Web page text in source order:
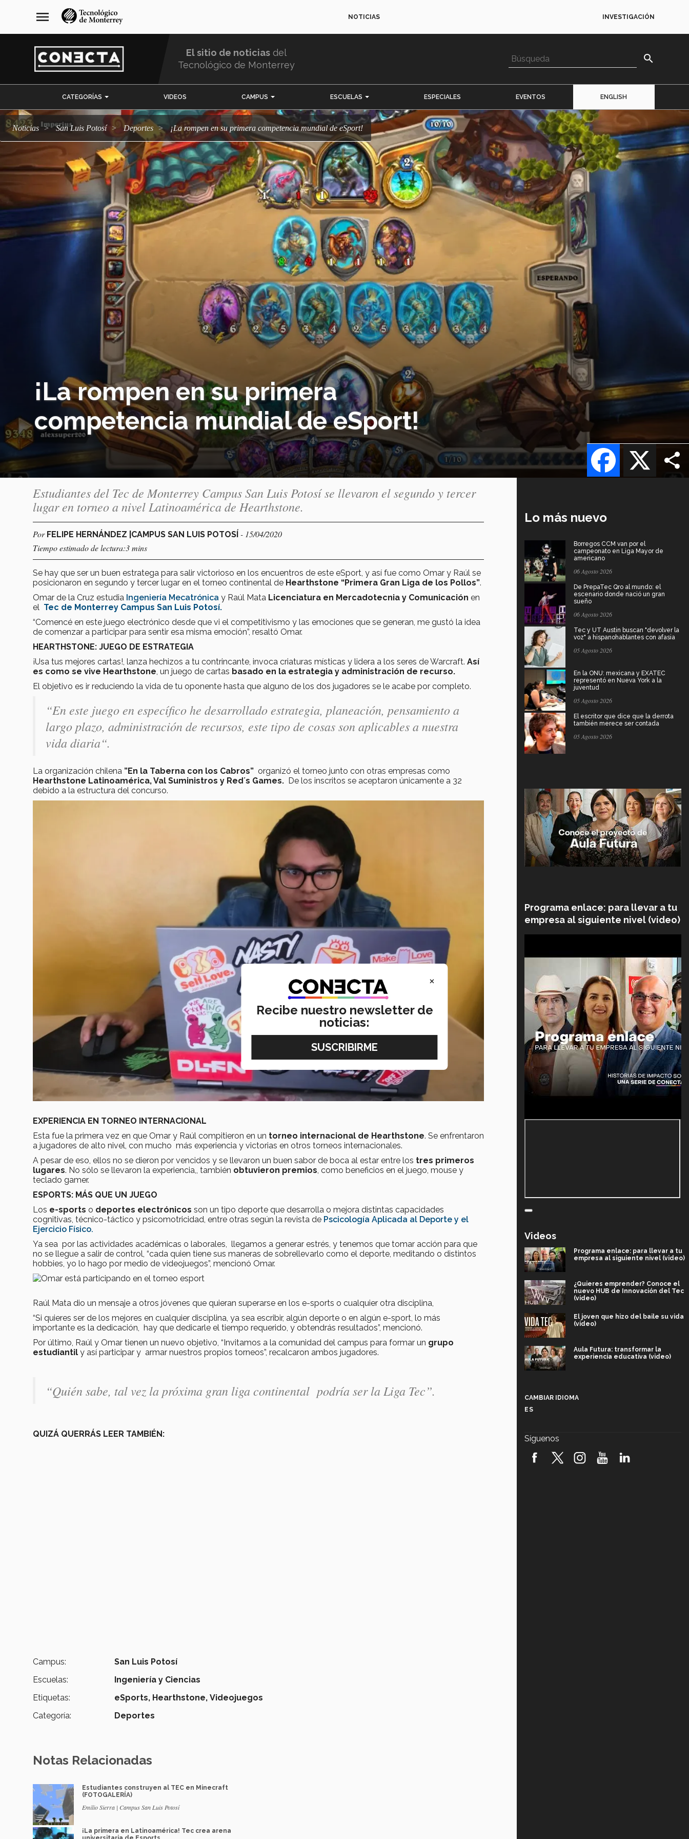
navegación
principal
menu NOTICIAS INVESTIGACIÓN
El sitio de noticias del
Tecnológico de Monterrey
search
CATEGORÍAS VIDEOS CAMPUS ESCUELAS ESPECIALES EVENTOS ENGLISH
Noticias San Luis Potosí deportes ¡La rompen en su primera competencia mundial de eSport!
¡La rompen en su primera
competencia mundial de eSport!
X
Facebook
Estudiantes del Tec de Monterrey Campus San Luis Potosí se llevaron el segundo y tercer
lugar en torneo a nivel Latinoamérica de Hearthstone.
Por FELIPE HERNÁNDEZ |CAMPUS SAN LUIS POTOSÍ - 15/04/2020
Tiempo estimado de lectura:3 mins
Se hay que ser un buen estratega para salir victorioso en los encuentros de este eSport, y así fue como Omar y Raúl se
posicionaron en segundo y tercer lugar en el torneo continental de Hearthstone “Primera Gran Liga de los Pollos”.
Omar de la Cruz estudia Ingeniería Mecatrónica y Raúl Mata Licenciatura en Mercadotecnia y Comunicación en
el Tec de Monterrey Campus San Luis Potosí.
“Comencé en este juego electrónico desde que vi el competitivismo y las emociones que se generan, me gustó la idea
de comenzar a participar para sentir esa misma emoción”, resaltó Omar.
HEARTHSTONE: JUEGO DE ESTRATEGIA
¡Usa tus mejores cartas!, lanza hechizos a tu contrincante, invoca criaturas místicas y lidera a los seres de Warcraft. Así
es como se vive Hearthstone , un juego de cartas basado en la estrategia y administración de recurso.
El objetivo es ir reduciendo la vida de tu oponente hasta que alguno de los dos jugadores se le acabe por completo.
“En este juego en específico he desarrollado estrategia, planeación, pensamiento a
largo plazo, administración de recursos, este tipo de cosas son aplicables a nuestra
vida diaria“.
La organización chilena ”En la Taberna con los Cabros” organizó el torneo junto con otras empresas como
Hearthstone Latinoamérica, Val Suministros y Red´s Games. De los inscritos se aceptaron únicamente a 32
debido a la estructura del concurso.
EXPERIENCIA EN TORNEO INTERNACIONAL
Esta fue la primera vez en que Omar y Raúl compitieron en un torneo internacional de Hearthstone. Se enfrentaron
a jugadores de alto nivel, con mucho más experiencia y victorias en otros torneos internacionales.
A pesar de eso, ellos no se dieron por vencidos y se llevaron un buen sabor de boca al estar entre los tres primeros
lugares. No sólo se llevaron la experiencia,, también obtuvieron premios, como beneficios en el juego, mouse y
teclado gamer.
ESPORTS: MÁS QUE UN JUEGO
Los e-sports o deportes electrónicos son un tipo deporte que desarrolla o mejora distintas capacidades
cognitivas, técnico-táctico y psicomotricidad, entre otras según la revista de Pscicología Aplicada al Deporte y el
Ejercicio Físico.
Ya sea por las actividades académicas o laborales, llegamos a generar estrés, y tenemos que tomar acción para que
no se llegue a salir de control, “cada quien tiene sus maneras de sobrellevarlo como el deporte, meditando o distintos
hobbies, yo lo hago por medio de videojuegos”, mencionó Omar.
Raúl Mata dio un mensaje a otros jóvenes que quieran superarse en los e-sports o cualquier otra disciplina,
“Si quieres ser de los mejores en cualquier disciplina, ya sea escribir, algún deporte o en algún e-sport, lo más
importante es la dedicación, hay que dedicarle el tiempo requerido, y obtendrás resultados”, mencionó.
Por último, Raúl y Omar tienen un nuevo objetivo, “Invitamos a la comunidad del campus para formar un grupo
estudiantil y así participar y armar nuestros propios torneos”, recalcaron ambos jugadores.
“Quién sabe, tal vez la próxima gran liga continental podría ser la Liga Tec”.
QUIZÁ QUERRÁS LEER TAMBIÉN:
Campus:
San Luis Potosí
Escuelas:
Ingeniería y Ciencias
Etiquetas:
eSports, Hearthstone, Videojuegos
Categoría:
Deportes
Notas Relacionadas
Estudiantes construyen al TEC en Minecraft
(FOTOGALERÍA)
Emilio Sierra | Campus San Luis Potosí
¡La primera en Latinoamérica! Tec crea arena
Lo más nuevo
Borregos CCM van por el
campeonato en Liga Mayor de
americano
06 Agosto 2026
De PrepaTec Qro al mundo: el
escenario donde nació un gran
sueño
06 Agosto 2026
Tec y UT Austin buscan "devolver la
voz" a hispanohablantes con afasia
05 Agosto 2026
En la ONU: mexicana y EXATEC
representó en Nueva York a la
juventud
05 Agosto 2026
El escritor que dice que la derrota
también merece ser contada
05 Agosto 2026
Programa enlace: para llevar a tu
empresa al siguiente nivel (video)
Videos
Programa enlace: para llevar a tu
empresa al siguiente nivel (video)
¿Quieres emprender? Conoce el
nuevo HUB de Innovación del Tec
(video)
El joven que hizo del baile su vida
(video)
Aula Futura: transformar la
experiencia educativa (video)
robótica FIRST 2026! (video)
CAMBIAR IDIOMA
ES
Síguenos
×
Recibe nuestro newsletter de
noticias: